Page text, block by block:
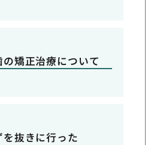
矯正治療について
抜きに行った